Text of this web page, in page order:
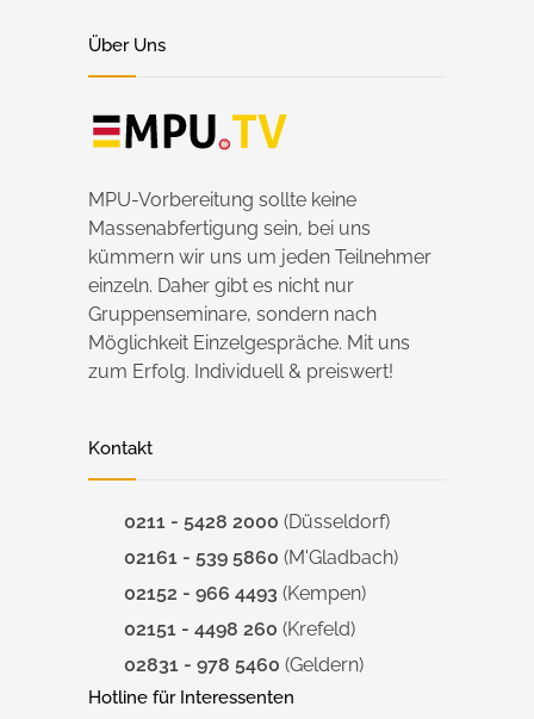
Über Uns
MPU-Vorbereitung sollte keine
Massenabfertigung sein, bei uns
kümmern wir uns um jeden Teilnehmer
einzeln. Daher gibt es nicht nur
Gruppenseminare, sondern nach
Möglichkeit Einzelgespräche. Mit uns
zum Erfolg. Individuell & preiswert!
Kontakt
0211 - 5428 2000 (Düsseldorf)
02161 - 539 5860 (M'Gladbach)
02152 - 966 4493 (Kempen)
02151 - 4498 260 (Krefeld)
02831 - 978 5460 (Geldern)
Hotline für Interessenten